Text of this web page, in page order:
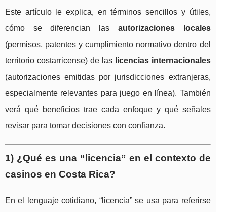
Este artículo le explica, en términos sencillos y útiles,
cómo se diferencian las autorizaciones locales
(permisos, patentes y cumplimiento normativo dentro del
territorio costarricense) de las licencias internacionales
(autorizaciones emitidas por jurisdicciones extranjeras,
especialmente relevantes para juego en línea). También
verá qué beneficios trae cada enfoque y qué señales
revisar para tomar decisiones con confianza.
1) ¿Qué es una “licencia” en el contexto de
casinos en Costa Rica?
En el lenguaje cotidiano, “licencia” se usa para referirse